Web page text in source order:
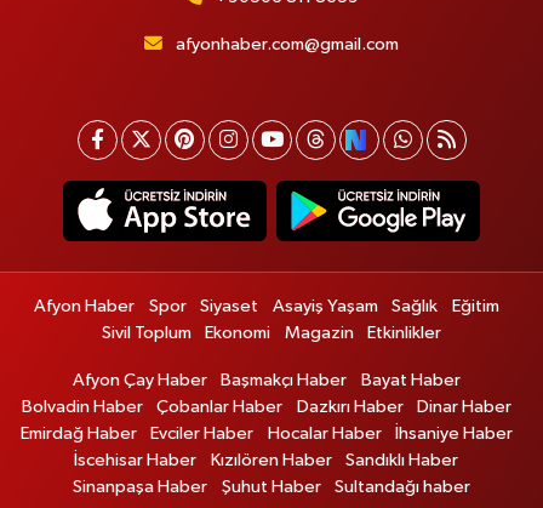
afyonhaber.com@gmail.com
Afyon Haber Spor Siyaset Asayiş Yaşam Sağlık
Eğitim
Sivil Toplum
Ekonomi Magazin Etkinlikler
Afyon Çay Haber Başmakçı Haber
Bayat Haber
Bolvadin Haber
Çobanlar Haber Dazkırı Haber
Dinar Haber
Emirdağ Haber
Evciler Haber Hocalar Haber
İhsaniye Haber
İscehisar Haber
Kızılören Haber
Sandıklı Haber
Sinanpaşa Haber
Şuhut Haber Sultandağı haber